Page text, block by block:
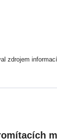
zdrojem